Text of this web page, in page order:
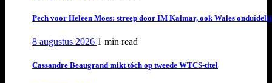
Pech voor Heleen Moes: streep door IM Kalmar, ook Wales
8 augustus 2026 1 min read
Cassandre Beaugrand mikt tóch op tweede WTCS-titel